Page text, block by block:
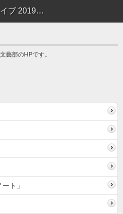
アーカイブ 2019年04月 | 作品へのコメント
藝部のHPです。
ト」